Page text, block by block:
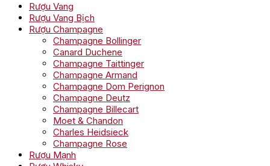
Rượu Vang
Rượu Vang Bịch
Rượu Champagne
Champagne Bollinger
Canard Duchene
Champagne Taittinger
Champagne Armand
Champagne Dom Perignon
Champagne Deutz
Champagne Billecart
Moet & Chandon
Charles Heidsieck
Champagne Rose
Rượu Mạnh